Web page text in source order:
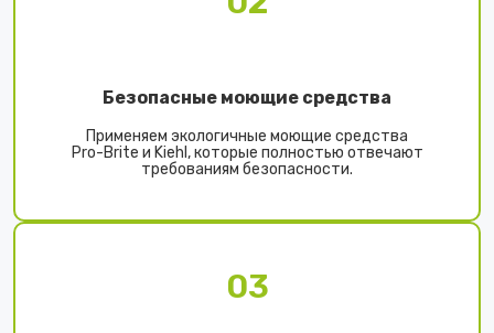
Безопасные моющие средства
Применяем экологичные моющие средства
Pro-Brite и Kiehl, которые полностью отвечают
требованиям безопасности.
03